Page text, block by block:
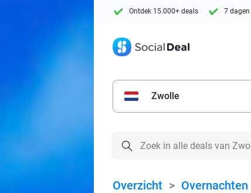
Ontdek 15.000+ deals 7
Zwolle
Overzicht > Overnachten